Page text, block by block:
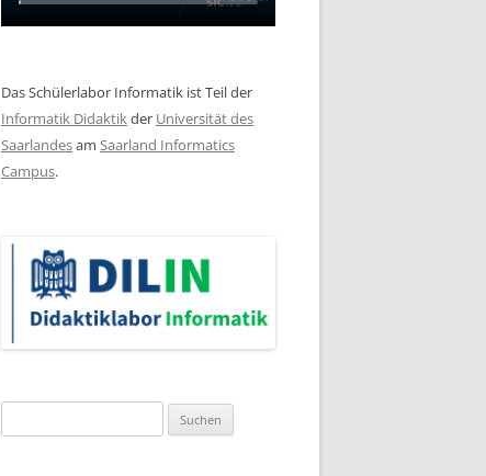
Das Schülerlabor Informatik ist Teil der
Informatik Didaktikder Universität des
Saarlandesam Saarland Informatics
Campus.
nach: